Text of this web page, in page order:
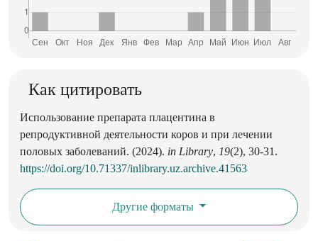
Как цитировать
Использование препарата плацентина в
репродуктивной деятельности коров и при лечении
половых заболеваний. (2024). in Library, 19(2), 30-31.
https://doi.org/10.71337/inlibrary.uz.archive.41563
Другие форматы